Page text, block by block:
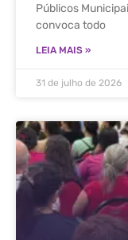
Públicos
convoca todo
LEIA MAIS »
31 de julho de 2026